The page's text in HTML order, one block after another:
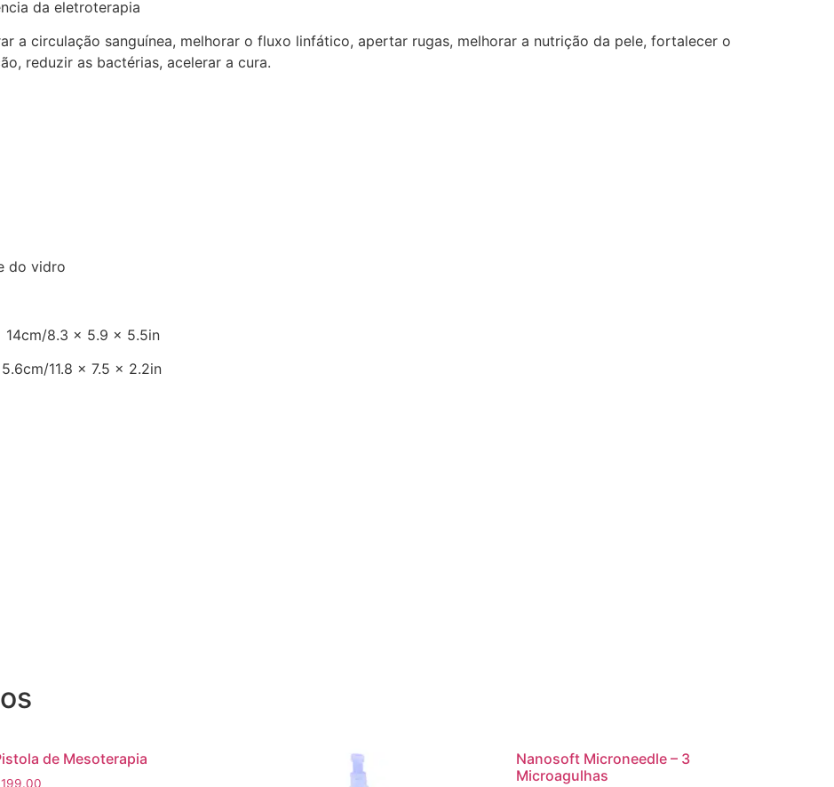
da eletroterapia
a circulação sanguínea, melhorar o fluxo linfático, apertar rugas, melhorar a nutrição da pele, fortalecer o
reduzir as bactérias, acelerar a cura.
do vidro
14cm/8.3 × 5.9 × 5.5in
11.8 × 7.5 × 2.2in
de Mesoterapia
199.00
Nanosoft Microneedle – 3
Microagulhas